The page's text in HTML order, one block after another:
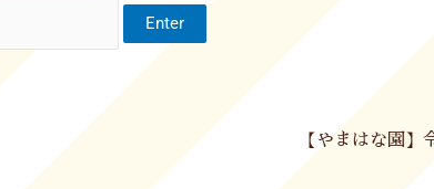
【やまはな園